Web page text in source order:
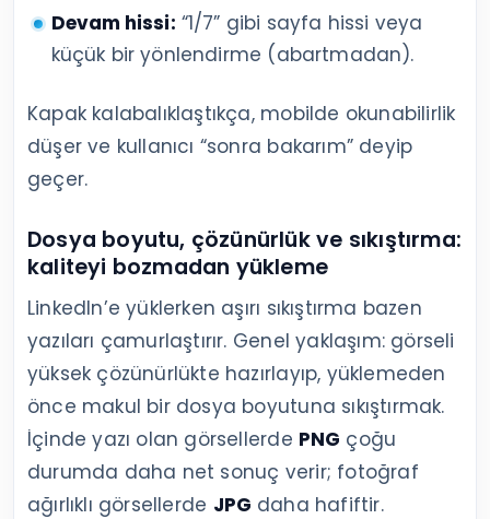
Devam hissi: “1/7” gibi sayfa hissi veya
küçük bir yönlendirme (abartmadan).
Kapak kalabalıklaştıkça, mobilde okunabilirlik
düşer ve kullanıcı “sonra bakarım” deyip
geçer.
Dosya boyutu, çözünürlük ve sıkıştırma:
kaliteyi bozmadan yükleme
LinkedIn’e yüklerken aşırı sıkıştırma bazen
yazıları çamurlaştırır. Genel yaklaşım: görseli
yüksek çözünürlükte hazırlayıp, yüklemeden
önce makul bir dosya boyutuna sıkıştırmak.
İçinde yazı olan görsellerde PNG çoğu
durumda daha net sonuç verir; fotoğraf
ağırlıklı görsellerde JPG daha hafiftir.